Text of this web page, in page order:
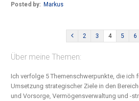
Posted by: Markus
2 3 4 5 6
Über meine Themen:
Ich verfolge 5 Themenschwerpunkte, die ich
Umsetzung strategischer Ziele in den
und Vorsorge, Vermögensverwaltung und -